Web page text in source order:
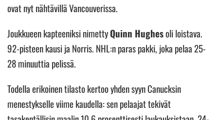
ovat nyt nähtävillä Vancouverissa.
Joukkueen kapteeniksi nimettyQuinn Hughesoli loistava.
92-pisteen kausi ja Norris. NHL:n paras pakki, joka pelaa 25-
28 minuuttia pelissä.
Todella erikoinen tilasto kertoo yhden syyn Canucksin
menestykselle viime kaudella: sen pelaajat tekivät